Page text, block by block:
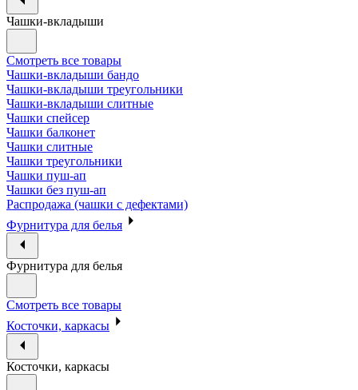
Чашки-вкладыши
Смотреть все товары
Чашки-вкладыши бандо
Чашки-вкладыши треугольники
Чашки-вкладыши слитные
Чашки спейсер
Чашки балконет
Чашки слитные
Чашки треугольники
Чашки пуш-ап
Чашки без пуш-ап
Распродажа (чашки с дефектами)
Фурнитура для белья
Фурнитура для белья
Смотреть все товары
Косточки, каркасы
Косточки, каркасы